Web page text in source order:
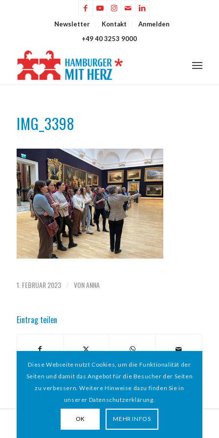
Newsletter Kontakt
Anmelden
+49 40 3253 9000
IMG_3398
1. FEBRUAR 2023 / VONANNA
Eintrag teilen
MIT HERZ e.V. | WEBDESIGN BY WEBIGAMI
Diese Webseite nutzt Cookies, um die Funktionalität der
Seiten und damit das Angebot für die Besucher der Seiten
zu verbessern. Weitere Hinweise dazu finden Sie in
unserer Datenschutzerklärung.
OK MEHR INFOS